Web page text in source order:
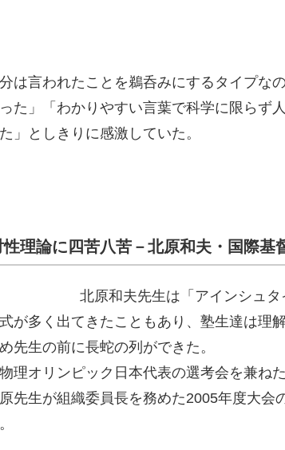
は言われたことを鵜呑みにするタイプな
た」「わかりやすい言葉で科学に限らず
」としきりに感激していた。
理論に四苦八苦－北原和夫・国際基
北原和夫先生は「アインシュタ
が多く出てきたこともあり、塾生達は理
先生の前に長蛇の列ができた。
理オリンピック日本代表の選考会を兼ね
先生が組織委員長を務めた2005年度大会